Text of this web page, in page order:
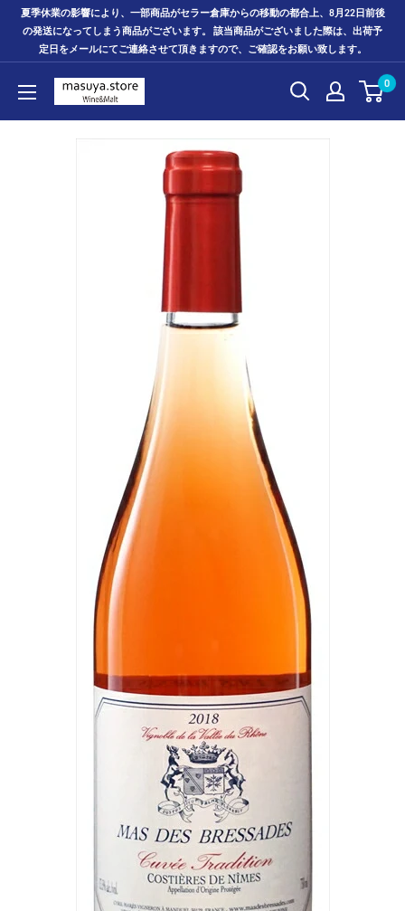
に
夏季休業の影響により、一部商品がセラー倉庫からの移動の都合上、8月22日前後
の発送になってしまう商品がございます。 該当商品がございました際は、出荷予
定日をメールにてご連絡させて頂きますので、ご確認をお願い致します。
0